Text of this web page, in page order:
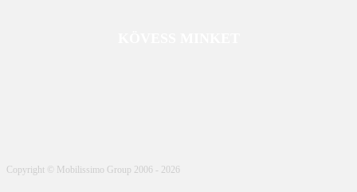
Copyright © Mobilissimo Group 2006 - 2026